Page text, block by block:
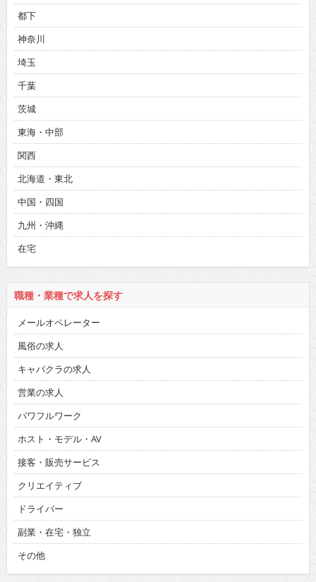
都下
神奈川
埼玉
千葉
茨城
東海・中部
関西
北海道・東北
中国・四国
九州・沖縄
在宅
職種・業種で求人を探す
メールオペレーター
風俗の求人
キャバクラの求人
営業の求人
パワフルワーク
ホスト・モデル・AV
接客・販売サービス
クリエイティブ
ドライバー
副業・在宅・独立
その他